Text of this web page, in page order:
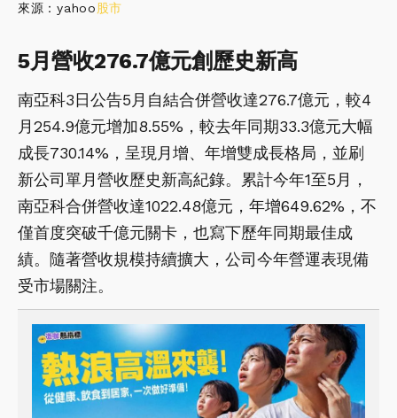
來源：yahoo 股市
5月營收276.7億元創歷史新高
南亞科3日公告5月自結合併營收達276.7億元，較4
月254.9億元增加8.55%，較去年同期33.3億元大幅
成長730.14%，呈現月增、年增雙成長格局，並刷
新公司單月營收歷史新高紀錄。累計今年1至5月，
南亞科合併營收達1022.48億元，年增649.62%，不
僅首度突破千億元關卡，也寫下歷年同期最佳成
績。隨著營收規模持續擴大，公司今年營運表現備
受市場關注。